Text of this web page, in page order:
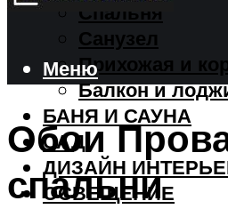
Спальня
Санузел
Прихожая и
Балкон и
БАНЯ И САУНА
САД
ДИЗАЙН
ОСВЕЩЕНИЕ
Меню
Обои
спальни